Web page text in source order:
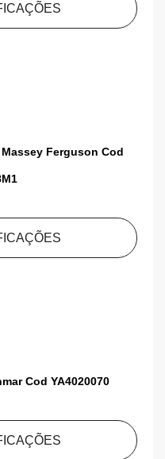
Ferguson Cod
Cod YA4020070